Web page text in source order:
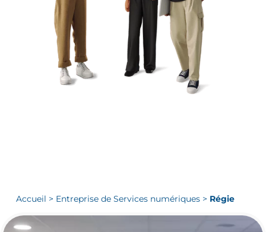
Accueil > Entreprise de Services numériques> Régie